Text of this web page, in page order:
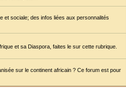
et sociale; des infos liées aux personnalités
et sa Diaspora, faites le sur cette rubrique.
sur le continent africain ? Ce forum est pour